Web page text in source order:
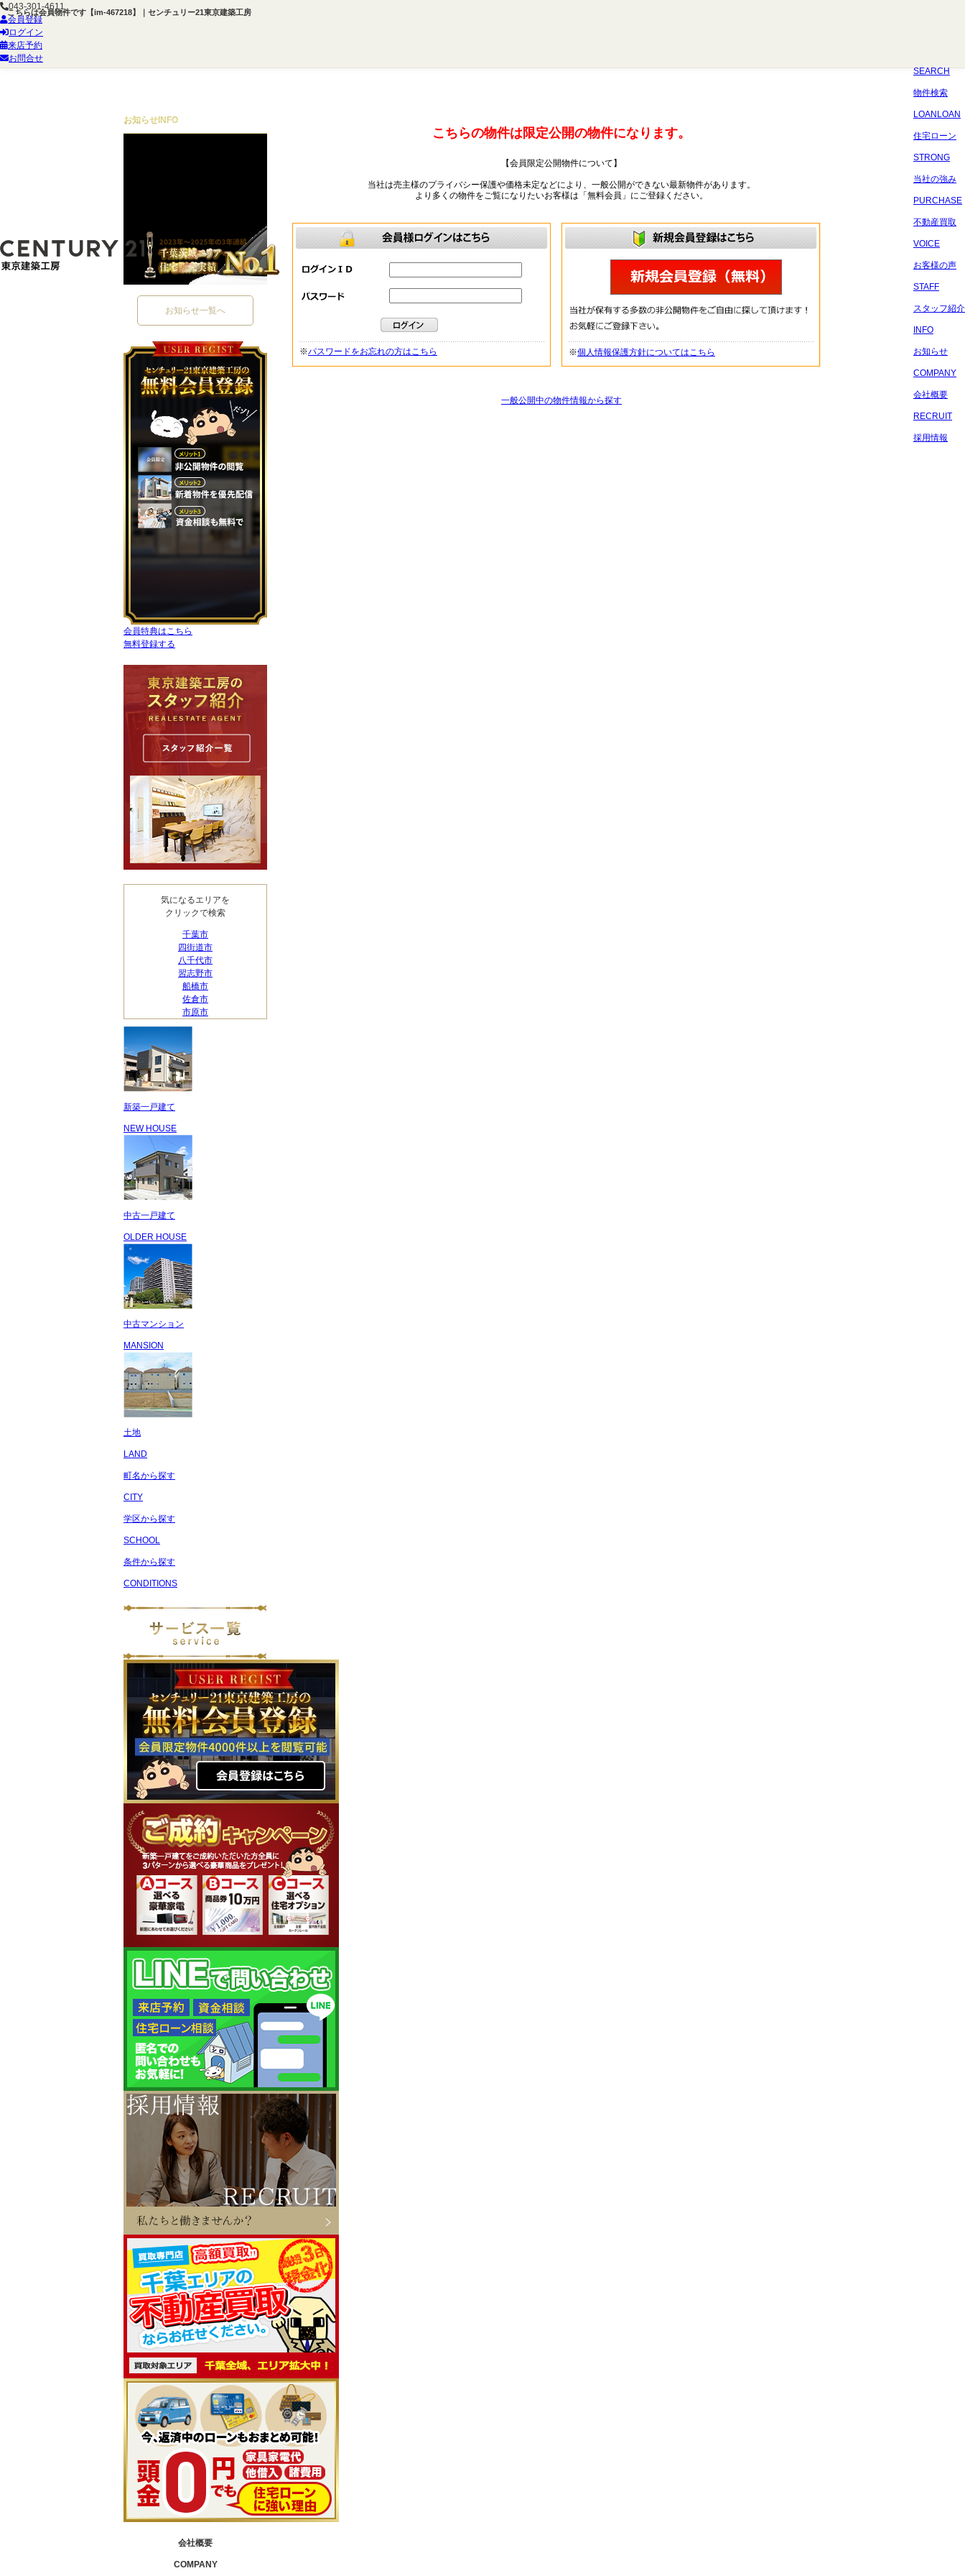
こちらは会員物件です【im-467218】｜センチュリー21東京建築工房
043-301-4611
会員登録
ログイン
来店予約
お問合せ
SEARCH
物件検索
LOANLOAN
住宅ローン
STRONG
当社の強み
PURCHASE
不動産買取
VOICE
お客様の声
STAFF
スタッフ紹介
INFO
お知らせ
COMPANY
会社概要
RECRUIT
採用情報
こちらの物件は限定公開の物件になります。
【会員限定公開物件について】
当社は売主様のプライバシー保護や価格未定などにより、一般公開ができない最新物件があります。
より多くの物件をご覧になりたいお客様は「無料会員」にご登録ください。
※パスワードをお忘れの方はこちら ※個人情報保護方針についてはこちら
一般公開中の物件情報から探す
お知らせ INFO
お知らせ一覧へ
会員特典はこちら
無料登録する
気になるエリアを
クリックで検索
千葉市
四街道市
八千代市
習志野市
船橋市
佐倉市
市原市
新築一戸建て
NEW HOUSE
中古一戸建て
OLDER HOUSE
中古マンション
MANSION
土地
LAND
町名から探す
CITY
学区から探す
SCHOOL
条件から探す
CONDITIONS
会社概要
COMPANY